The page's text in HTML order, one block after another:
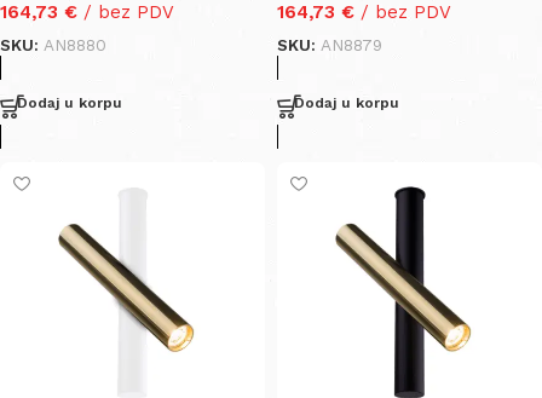
164,73 € / bez PDV
SKU: AN8880
Dodaj u korpu
164,73 € / bez PDV
SKU: AN8879
Dodaj u korpu